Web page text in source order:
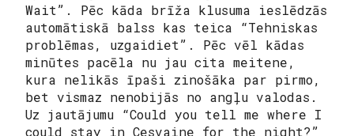
Wait”. Pēc kāda brīža klusuma ieslēdzās
automātiskā balss kas teica “Tehniskas
problēmas, uzgaidiet”. Pēc vēl kādas
minūtes pacēla nu jau cita meitene,
kura nelikās īpaši zinošāka par pirmo,
bet vismaz nenobijās no angļu valodas.
Uz jautājumu “Could you tell me where I
could stay in Cesvaine for the night?”